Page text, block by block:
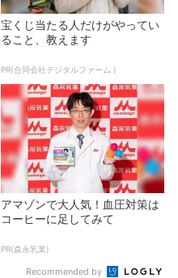
宝くじ当たる人だけがやってい
ること、教えます
PR(合同会社デジタルファーム )
アマゾンで大人気！血圧対策は
コーヒーに足してみて
PR(森永乳業)
Recommended by